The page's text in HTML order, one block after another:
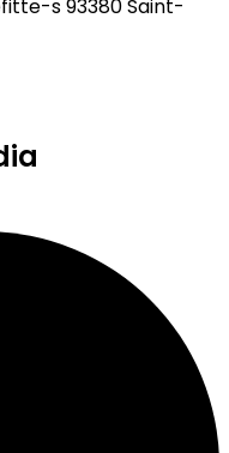
s 93380 Saint-